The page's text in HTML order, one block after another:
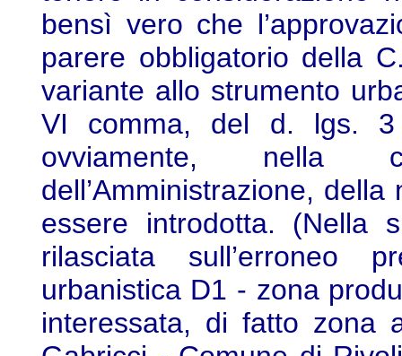
bensì vero che
parere obbligatorio della
variante allo strumento
VI comma, del d. lgs.
ovviamente, nella
dell’Amministrazione,
essere introdotta. (Nella
rilasciata sull’erroneo
urbanistica D1 - zona
interessata, di fatto zona